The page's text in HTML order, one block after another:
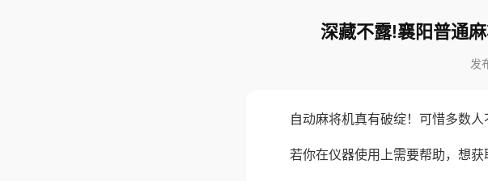
深藏不露!襄阳普通
发
自动麻将机真有破绽！可惜多数
若你在仪器使用上需要帮助，想